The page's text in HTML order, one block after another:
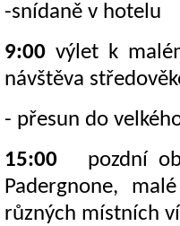
-snídaně v hotelu
9:00 výlet k
návštěva
- přesun do
15:00
pozdní
Padergnone,
různých místních